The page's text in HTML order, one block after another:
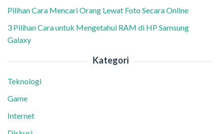
Pilihan Cara Mencari Orang Lewat Foto Secara Online
3 Pilihan Cara untuk Mengetahui RAM di HP Samsung
Galaxy
Kategori
Teknologi
Game
Internet